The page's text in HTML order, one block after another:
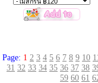
Page: 1 2 3 4 5 6 7 8 9 10
31 32 33 34 35 36 37 38
59 60 61